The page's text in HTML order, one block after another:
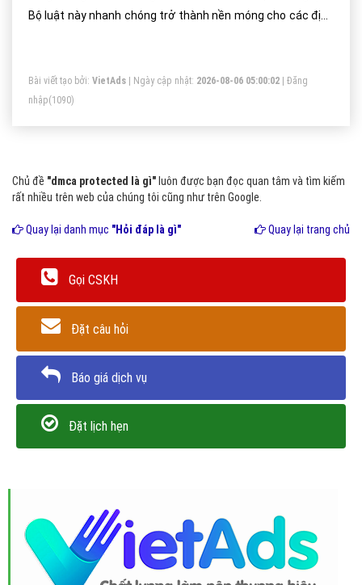
Bộ luật này nhanh chóng trở thành nền móng cho các định
Bài viết tạo bởi: VietAds | Ngày cập nhật: 2026-08-06 05:00:02
Đăng
nhập(1090)
Chủ đề "dmca protected là gì" luôn được bạn đọc quan tâm và tìm kiếm
rất nhiều trên web của chúng tôi cũng như trên Google.
Quay lại danh mục "Hỏi đáp là gì" Quay lại trang chủ
Gọi CSKH
Đặt câu hỏi
Báo giá dịch vụ
Đặt lịch hẹn